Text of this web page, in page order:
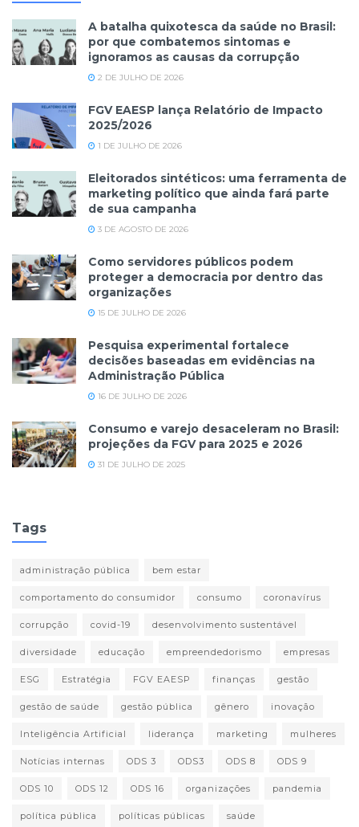
A batalha quixotesca da saúde no Brasil:
por que combatemos sintomas e
ignoramos as causas da corrupção
2 DE JULHO DE 2026
FGV EAESP lança Relatório de Impacto
2025/2026
1 DE JULHO DE 2026
Eleitorados sintéticos: uma ferramenta de
marketing político que ainda fará parte
de sua campanha
3 DE AGOSTO DE 2026
Como servidores públicos podem
proteger a democracia por dentro das
organizações
15 DE JULHO DE 2026
Pesquisa experimental fortalece
decisões baseadas em evidências na
Administração Pública
16 DE JULHO DE 2026
Consumo e varejo desaceleram no Brasil:
projeções da FGV para 2025 e 2026
31 DE JULHO DE 2025
Tags
administração pública bem estar
comportamento do consumidor consumo coronavírus
corrupção covid-19 desenvolvimento sustentável
diversidade educação empreendedorismo empresas
ESG Estratégia FGV EAESP finanças gestão
gestão de saúde gestão pública gênero inovação
Inteligência Artificial liderança marketing mulheres
Notícias internas ODS 3 ODS3 ODS 8 ODS 9
ODS 10 ODS 12 ODS 16 organizações pandemia
política pública políticas públicas saúde